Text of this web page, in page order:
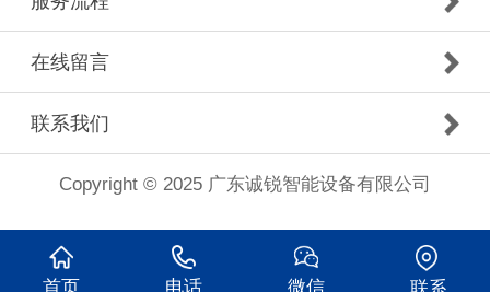
在线留言
联系我们
Copyright © 2025 广东诚锐智能设备有限公司
首页 电话 微信